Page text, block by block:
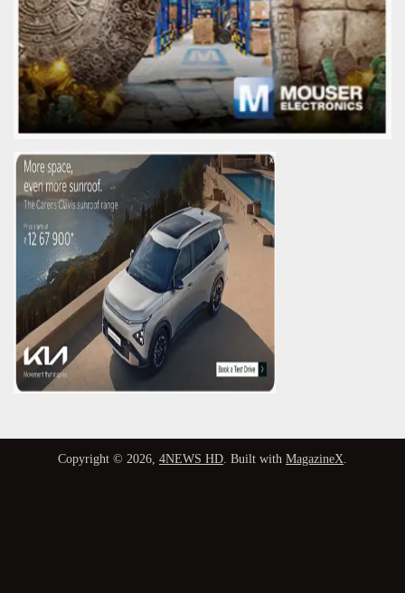
Copyright © 2026, 4NEWS HD . Built with MagazineX